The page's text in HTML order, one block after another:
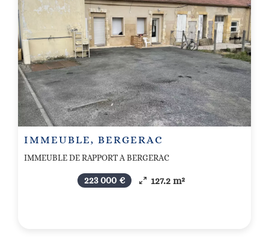
IMMEUBLE, BERGERAC
IMMEUBLE DE RAPPORT A BERGERAC
223 000 € 127.2 m²